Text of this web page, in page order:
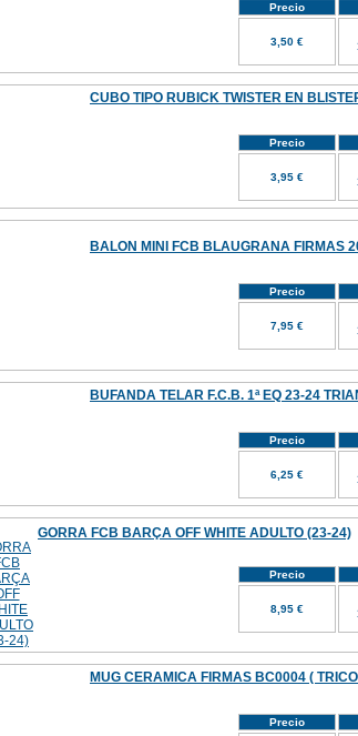
Precio
3,50 €
CUBO TIPO RUBICK TWISTER EN
Precio
3,95 €
BALON MINI FCB BLAUGRANA FIRMAS
Precio
7,95 €
BUFANDA TELAR F.C.B. 1ª EQ 23-24
Precio
6,25 €
GORRA FCB BARÇA OFF WHITE ADULTO (23-24)
Precio
8,95 €
MUG CERAMICA FIRMAS BC0004 (
Precio